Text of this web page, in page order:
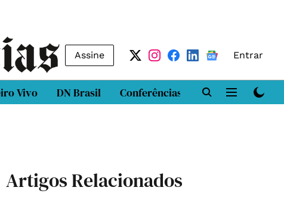
Assine Entrar
Vivo DN Brasil Conferências DN LAB
Artigos Relacionados